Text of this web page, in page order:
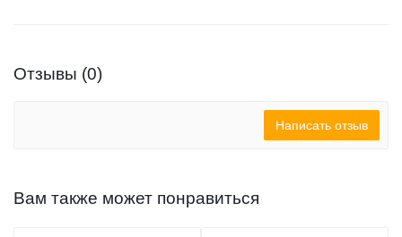
Отзывы (0)
Написать отзыв
Вам также может понравиться